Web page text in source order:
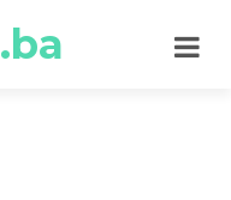
.ba